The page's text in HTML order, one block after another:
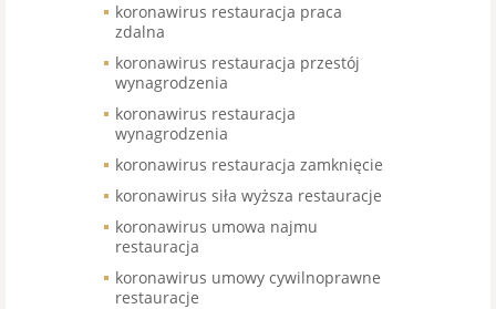
koronawirus restauracja praca
zdalna
koronawirus restauracja przestój
wynagrodzenia
koronawirus restauracja
wynagrodzenia
koronawirus restauracja zamknięcie
koronawirus siła wyższa restauracje
koronawirus umowa najmu
restauracja
koronawirus umowy cywilnoprawne
restauracje